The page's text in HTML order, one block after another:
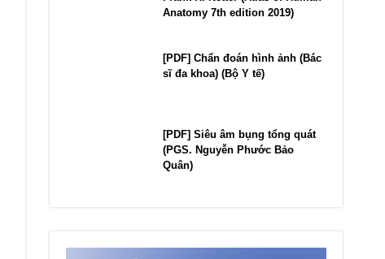
Anatomy 7th edition 2019)
[PDF] Chẩn đoán hình ảnh (Bác
sĩ đa khoa) (Bộ Y tế)
[PDF] Siêu âm bụng tổng quát
(PGS. Nguyễn Phước Bảo
Quân)